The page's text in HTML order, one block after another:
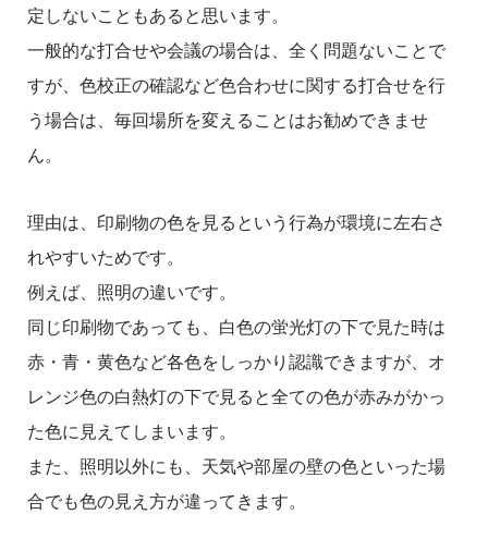
定しないこともあると思います。
一般的な打合せや会議の場合は、全く問題ないことで
すが、色校正の確認など色合わせに関する打合せを行
う場合は、毎回場所を変えることはお勧めできませ
ん。
理由は、印刷物の色を見るという行為が環境に左右さ
れやすいためです。
例えば、照明の違いです。
同じ印刷物であっても、白色の蛍光灯の下で見た時は
赤・青・黄色など各色をしっかり認識できますが、オ
レンジ色の白熱灯の下で見ると全ての色が赤みがかっ
た色に見えてしまいます。
また、照明以外にも、天気や部屋の壁の色といった場
合でも色の見え方が違ってきます。